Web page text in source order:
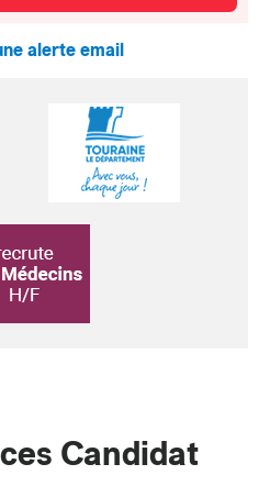
alerte email
Candidat